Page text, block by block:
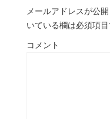
メールアドレスが公
いている欄は必須項
コメント